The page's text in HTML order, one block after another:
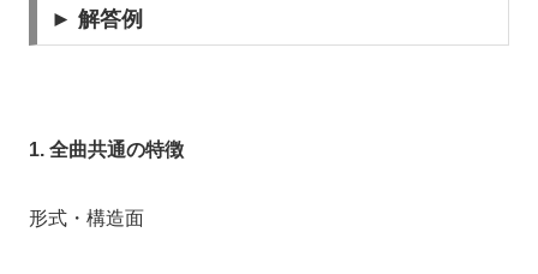
► 解答例
1. 全曲共通の特徴
形式・構造面